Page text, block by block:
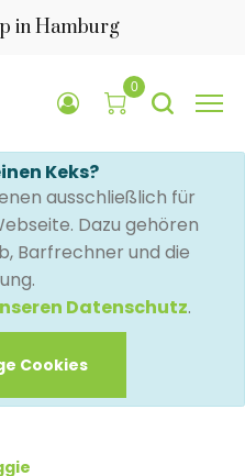
in Hamburg
0
Keks?
ausschließlich für
Dazu gehören
Barfrechner und die
Datenschutz.
Cookies